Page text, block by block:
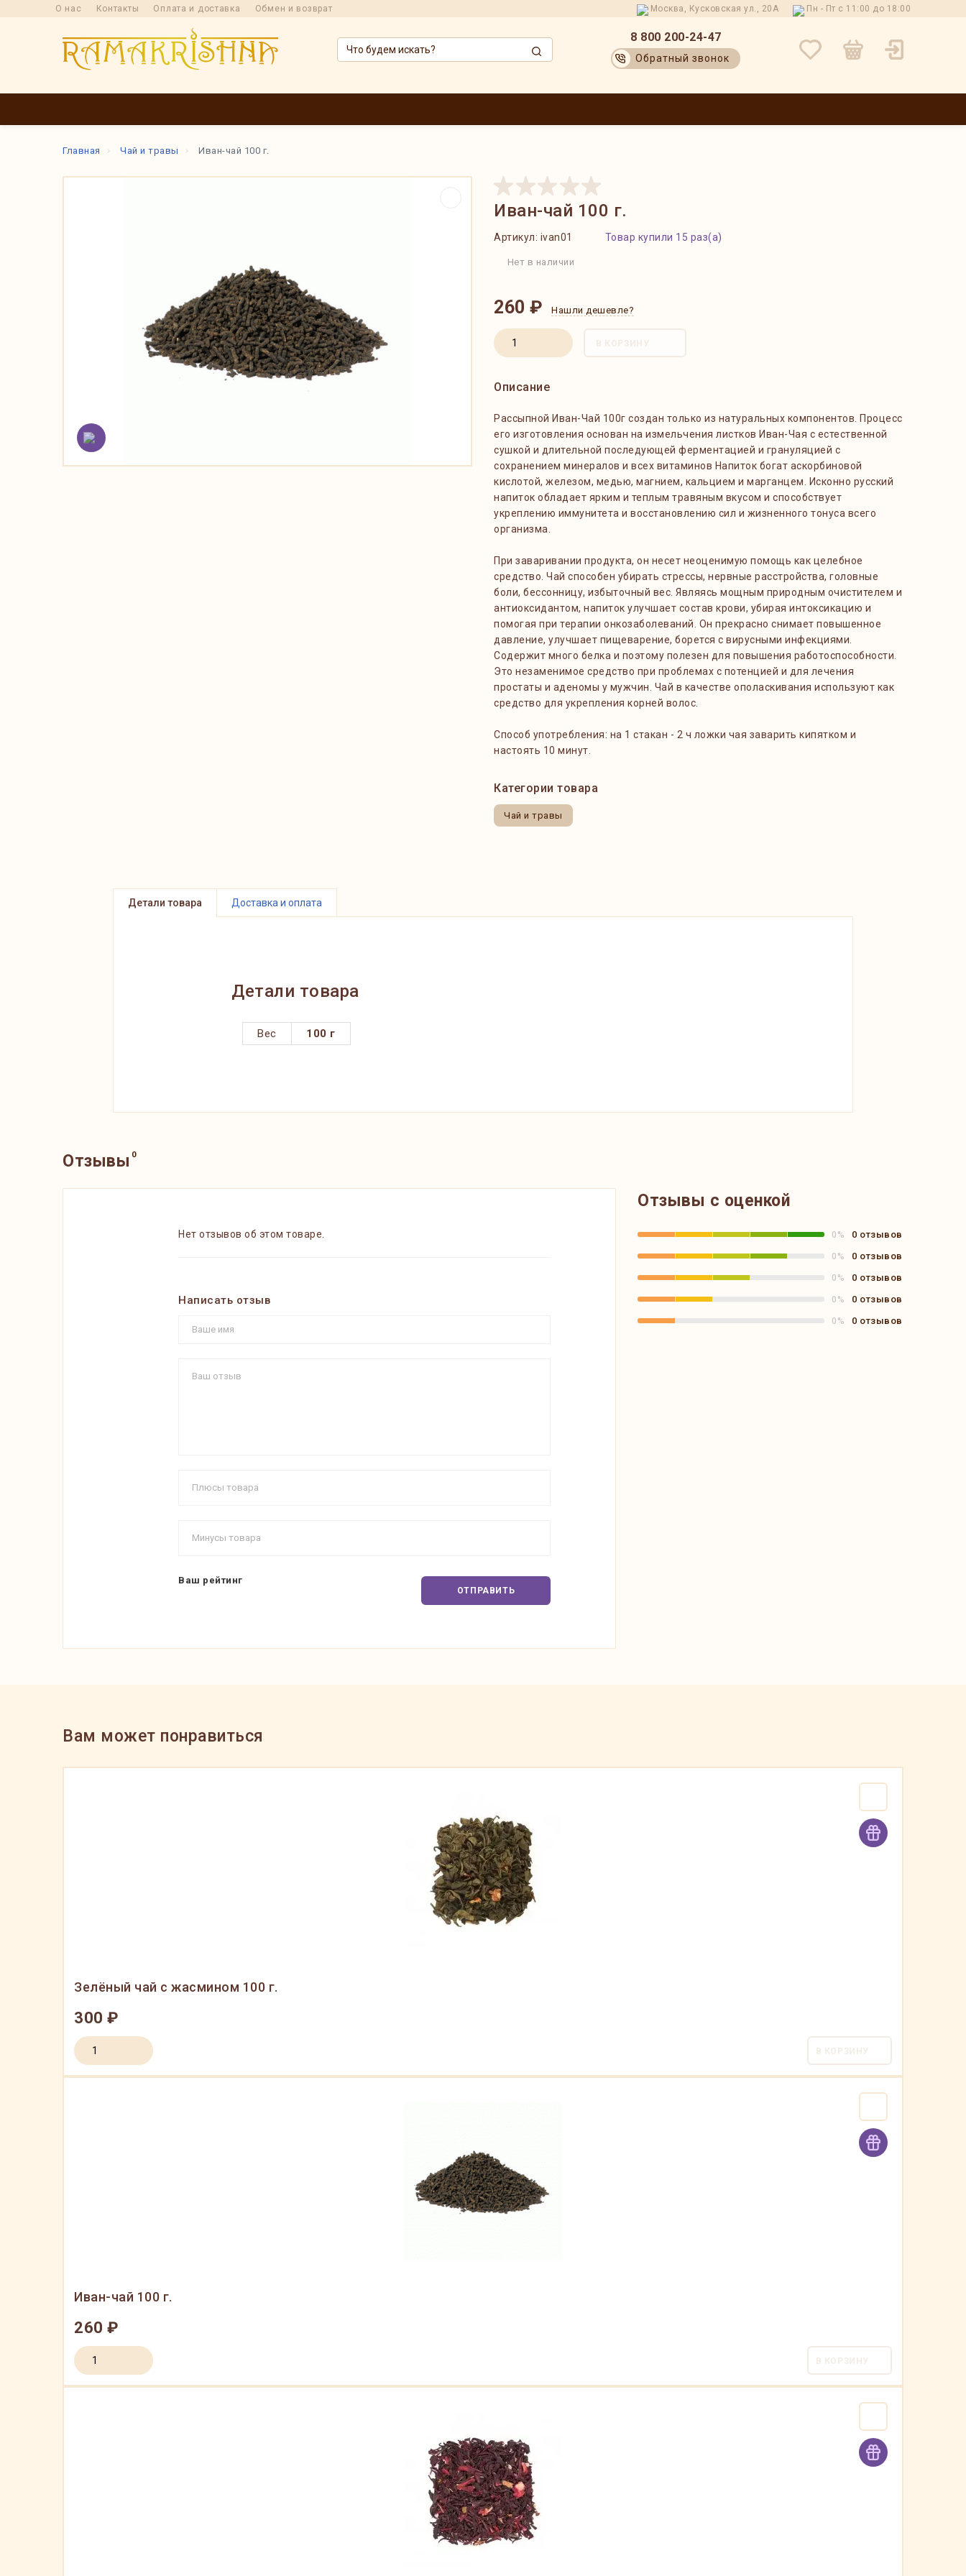
О нас Контакты Оплата и доставка Обмен и возврат Москва, Кусковская ул., 20А Пн - Пт с 11:00 до 18:00
8 800 200-24-47
Обратный звонок
Главная Чай и травы Иван-чай 100 г.
Иван-чай 100 г.
Артикул: ivan01 Товар купили 15 раз(а)
Нет в наличии
260 ₽ Нашли дешевле?
В КОРЗИНУ
Описание
Рассыпной Иван-Чай 100г создан только из натуральных компонентов. Процесс
его изготовления основан на измельчения листков Иван-Чая с естественной
сушкой и длительной последующей ферментацией и грануляцией с
сохранением минералов и всех витаминов Напиток богат аскорбиновой
кислотой, железом, медью, магнием, кальцием и марганцем. Исконно русский
напиток обладает ярким и теплым травяным вкусом и способствует
укреплению иммунитета и восстановлению сил и жизненного тонуса всего
организма.
При заваривании продукта, он несет неоценимую помощь как целебное
средство. Чай способен убирать стрессы, нервные расстройства, головные
боли, бессонницу, избыточный вес. Являясь мощным природным очистителем и
антиоксидантом, напиток улучшает состав крови, убирая интоксикацию и
помогая при терапии онкозаболеваний. Он прекрасно снимает повышенное
давление, улучшает пищеварение, борется с вирусными инфекциями.
Содержит много белка и поэтому полезен для повышения работоспособности.
Это незаменимое средство при проблемах с потенцией и для лечения
простаты и аденомы у мужчин. Чай в качестве ополаскивания используют как
средство для укрепления корней волос.
Способ употребления: на 1 стакан - 2 ч ложки чая заварить кипятком и
настоять 10 минут.
Категории товара
Чай и травы
Детали товара Доставка и оплата
Детали товара
Вес 100 г
Отзывы 0
Нет отзывов об этом товаре.
Написать отзыв
Ваш рейтинг
ОТПРАВИТЬ
Отзывы с оценкой
0% 0 отзывов
0% 0 отзывов
0% 0 отзывов
0% 0 отзывов
0% 0 отзывов
Вам может понравиться
Зелёный чай с жасмином 100 г.
300 ₽
В КОРЗИНУ
Иван-чай 100 г.
260 ₽
В КОРЗИНУ